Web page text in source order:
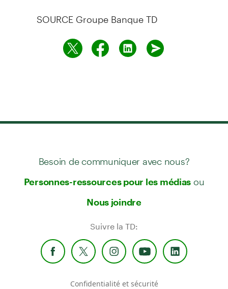
SOURCE Groupe Banque TD
Besoin de communiquer avec nous?
Personnes-ressources pour les médias ou
Nous joindre
Suivre la TD:
Confidentialité et sécurité